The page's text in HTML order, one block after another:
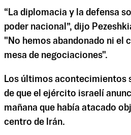
“La diplomacia y la defensa
poder nacional”, dijo
"No hemos abandonado ni el
mesa de negociaciones".
Los últimos acontecimientos
de que el ejército israelí
mañana que había atacado
centro de Irán.